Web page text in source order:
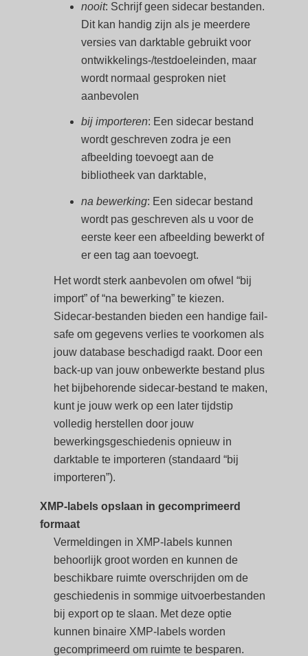
nooit: Schrijf geen sidecar bestanden.
Dit kan handig zijn als je meerdere
versies van darktable gebruikt voor
ontwikkelings-/testdoeleinden, maar
wordt normaal gesproken niet
aanbevolen
bij importeren: Een sidecar bestand
wordt geschreven zodra je een
afbeelding toevoegt aan de
bibliotheek van darktable,
na bewerking: Een sidecar bestand
wordt pas geschreven als u voor de
eerste keer een afbeelding bewerkt of
er een tag aan toevoegt.
Het wordt sterk aanbevolen om ofwel “bij
import” of “na bewerking” te kiezen.
Sidecar-bestanden bieden een handige fail-
safe om gegevens verlies te voorkomen als
jouw database beschadigd raakt. Door een
back-up van jouw onbewerkte bestand plus
het bijbehorende sidecar-bestand te maken,
kunt je jouw werk op een later tijdstip
volledig herstellen door jouw
bewerkingsgeschiedenis opnieuw in
darktable te importeren (standaard “bij
importeren”).
XMP-labels opslaan in gecomprimeerd
formaat
Vermeldingen in XMP-labels kunnen
behoorlijk groot worden en kunnen de
beschikbare ruimte overschrijden om de
geschiedenis in sommige uitvoerbestanden
bij export op te slaan. Met deze optie
kunnen binaire XMP-labels worden
gecomprimeerd om ruimte te besparen.